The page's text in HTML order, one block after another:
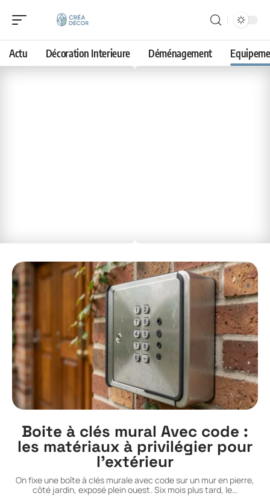
Actu Décoration Interieure Déménagement
Boite à clés mural Avec code :
les matériaux à privilégier pour
l’extérieur
On fixe une boîte à clés murale avec code sur un mur en pierre,
côté jardin, exposé plein ouest. Six mois plus tard, le…